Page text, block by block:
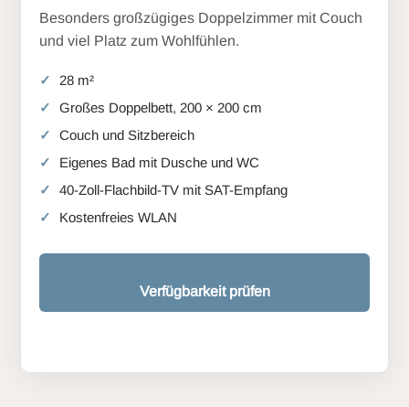
Besonders großzügiges Doppelzimmer mit Couch
und viel Platz zum Wohlfühlen.
28 m²
Großes Doppelbett, 200 × 200 cm
Couch und Sitzbereich
Eigenes Bad mit Dusche und WC
40-Zoll-Flachbild-TV mit SAT-Empfang
Kostenfreies WLAN
Verfügbarkeit prüfen